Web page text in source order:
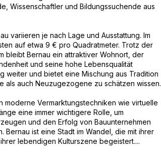
Wissenschaftler und Bildungssuchende aus
variieren je nach Lage und Ausstattung. Im
auf etwa 9 € pro Quadratmeter. Trotz der
bleibt Bernau ein attraktiver Wohnort, der
und seine hohe Lebensqualität
weiter und bietet eine Mischung aus Tradition
als auch Neuzugezogene zu schätzen wissen.
moderne Vermarktungstechniken wie virtuelle
eine immer wichtigere Rolle, um
und den Erfolg von Bauunternehmen
Bernau ist eine Stadt im Wandel, die mit ihrer
lebendigen Kulturszene begeistert....